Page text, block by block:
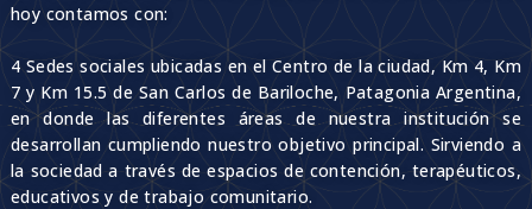
hoy contamos con:
4 Sedes sociales ubicadas en el Centro de la ciudad, Km 4, Km
7 y Km 15.5 de San Carlos de Bariloche, Patagonia Argentina,
en donde las diferentes áreas de nuestra institución se
desarrollan cumpliendo nuestro objetivo principal. Sirviendo a
la sociedad a través de espacios de contención, terapéuticos,
educativos y de trabajo comunitario.